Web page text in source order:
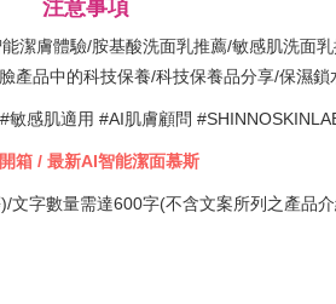
注意事項
潔膚體驗/胺基酸洗面乳推薦/敏感肌洗面
產品中的科技保養/科技保養品分享/保濕鎖
感肌適用 #AI肌膚顧問
箱 / 最新AI智能潔面慕斯
文字數量需達600字(不含文案所列之產品